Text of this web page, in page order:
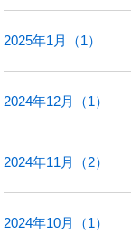
2025年1月（1）
2024年12月（1）
2024年11月（2）
2024年10月（1）